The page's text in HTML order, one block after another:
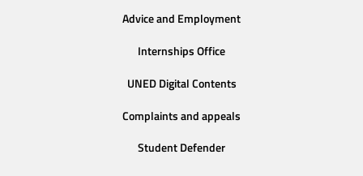
Advice and Employment
Internships Office
UNED Digital Contents
Complaints and appeals
Student Defender